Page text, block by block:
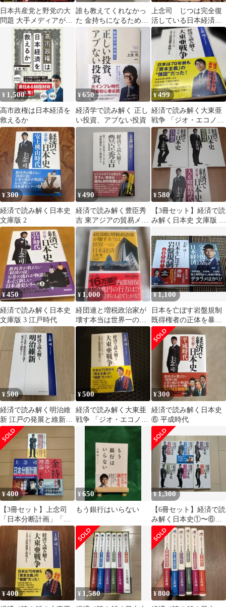
日本共産党と野党の大
問題 大手メディアがな
ぜか触れない
誰も教えてくれなかっ
た 金持ちになるための
濃ゆい理論
上念司 じつは完全復
活している日本経済
国土と安全は経済で買
える
¥ 1,500
高市政権は日本経済を
救えるか
¥650
経済学で読み解く 正し
い投資、アブない投資
¥499
経済で読み解く大東亜
戦争 「ジオ・エコノミ
クス」で日米の開戦動
機を解明する上念司
¥300
経済で読み解く日本史
文庫版 2
¥490
経済で読み解く豊臣秀
吉 東アジアの貿易メカ
ニズムを「貨幣制度」
から検証する
¥580
【3冊セット】経済で読
み解く日本史 文庫版 3
¥450
経済で読み解く日本史
文庫版 3 江戸時代
¥ 1,000
経団連と増税政治家が
壊す本当は世界一の日
本経済
¥1,100
日本を亡ぼす岩盤規制
既得権者の正体を暴
く じつは完全復活し
ている日本経済
¥500
経済で読み解く明治維
新 江戸の発展と維新成
功の謎を「経済の掟」
で解明する
¥500
経済で読み解く大東亜
戦争 「ジオ・エコノミ
クス」で日米の開戦動
¥300
経済で読み解く日本史
⑥ 平成時代
¥400
【3冊セット】上念司
「日本分断計画」「金
持ちになるための濃ゆ
い理論」他1冊
¥650
もう銀行はいらない
¥1,300
【6冊セット】経済で読
み解く日本史①〜⑥
上念司著
¥400 ¥ 1,580 ¥800